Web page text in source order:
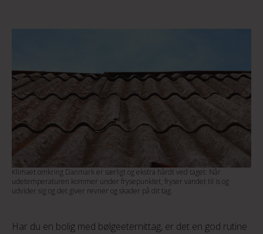
Klimaet omkring Danmark er særligt og ekstra hårdt ved taget. Når
udetemperaturen kommer under frysepunktet, fryser vandet til is og
udvider sig og det giver revner og skader på dit tag.
Har du en bolig med bølgeeternittag, er det en god rutine